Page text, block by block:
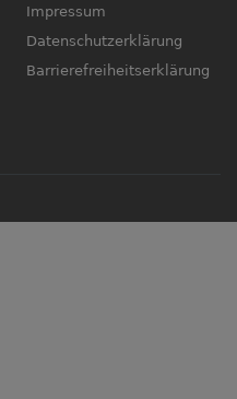
Impressum
Datenschutzerklärung
Barrierefreiheitserklärung